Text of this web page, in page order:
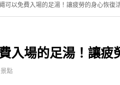
可以免費入場的足湯！讓疲勞的身心恢復
入場的足湯！讓疲
景點